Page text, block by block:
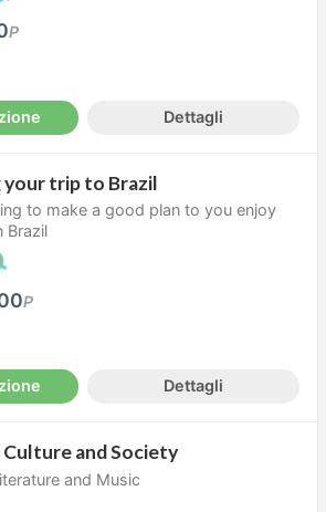
P
Dettagli
your trip to Brazil
to make a good plan to you enjoy
Brazil
P
Dettagli
Culture and Society
and Music